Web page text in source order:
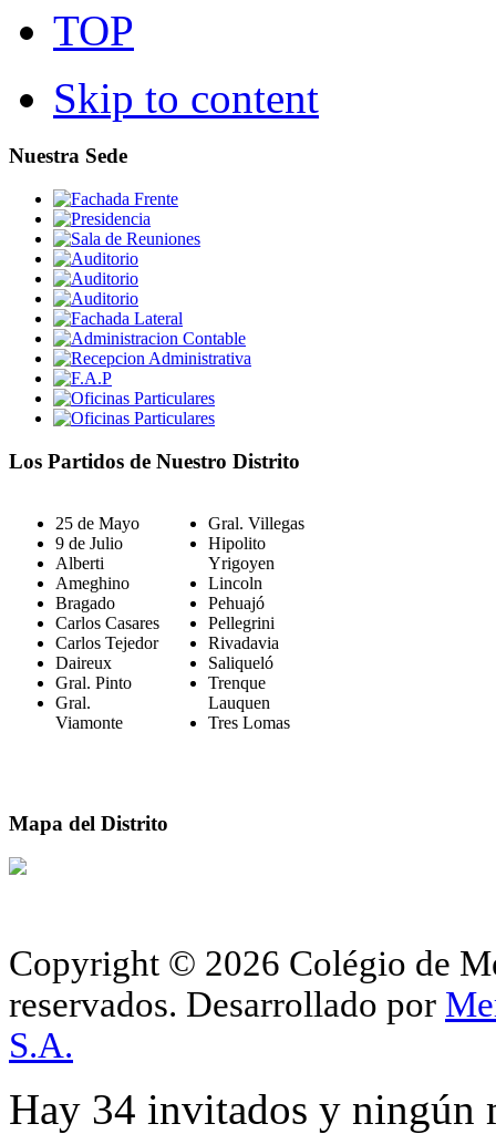
TOP
Skip to content
Nuestra Sede
Los Partidos de Nuestro Distrito
25 de Mayo
9 de Julio
Alberti
Ameghino
Bragado
Carlos Casares
Carlos Tejedor
Daireux
Gral. Pinto
Gral.
Viamonte
Gral. Villegas
Hipolito
Yrigoyen
Lincoln
Pehuajó
Pellegrini
Rivadavia
Saliqueló
Trenque
Lauquen
Tres Lomas
Mapa del Distrito
Copyright © 2026 Colégio de
reservados. Desarrollado por
S.A.
Hay 34 invitados y ningún